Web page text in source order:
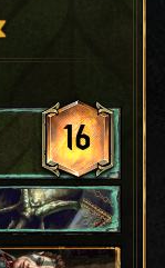
16